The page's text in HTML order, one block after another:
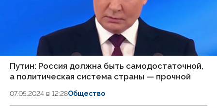
Путин: Россия должна быть самодостаточной,
а политическая система страны — прочной
07.05.2024 в 12:28Общество